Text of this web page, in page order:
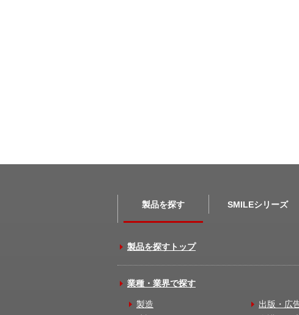
製品を探す SMILEシリーズ
製品を探すトップ
業種・業界で探す
製造
出版・広